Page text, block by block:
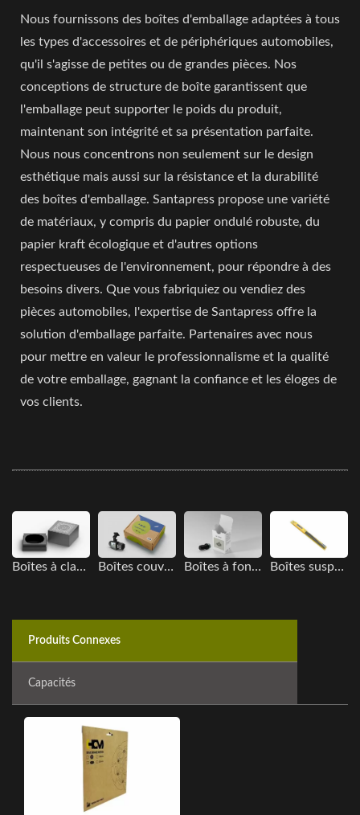
Nous fournissons des boîtes d'emballage adaptées à tous
les types d'accessoires et de périphériques automobiles,
qu'il s'agisse de petites ou de grandes pièces. Nos
conceptions de structure de boîte garantissent que
l'emballage peut supporter le poids du produit,
maintenant son intégrité et sa présentation parfaite.
Nous nous concentrons non seulement sur le design
esthétique mais aussi sur la résistance et la durabilité
des boîtes d'emballage. Santapress propose une variété
de matériaux, y compris du papier ondulé robuste, du
papier kraft écologique et d'autres options
respectueuses de l'environnement, pour répondre à des
besoins divers. Que vous fabriquiez ou vendiez des
pièces automobiles, l'expertise de Santapress offre la
solution d'emballage parfaite. Partenaires avec nous
pour mettre en valeur le professionnalisme et la qualité
de votre emballage, gagnant la confiance et les éloges de
vos clients.
Boîtes à clapet Boîtes couvertes Boîtes à fond rabattu Boîtes suspendues
Produits Connexes
Capacités